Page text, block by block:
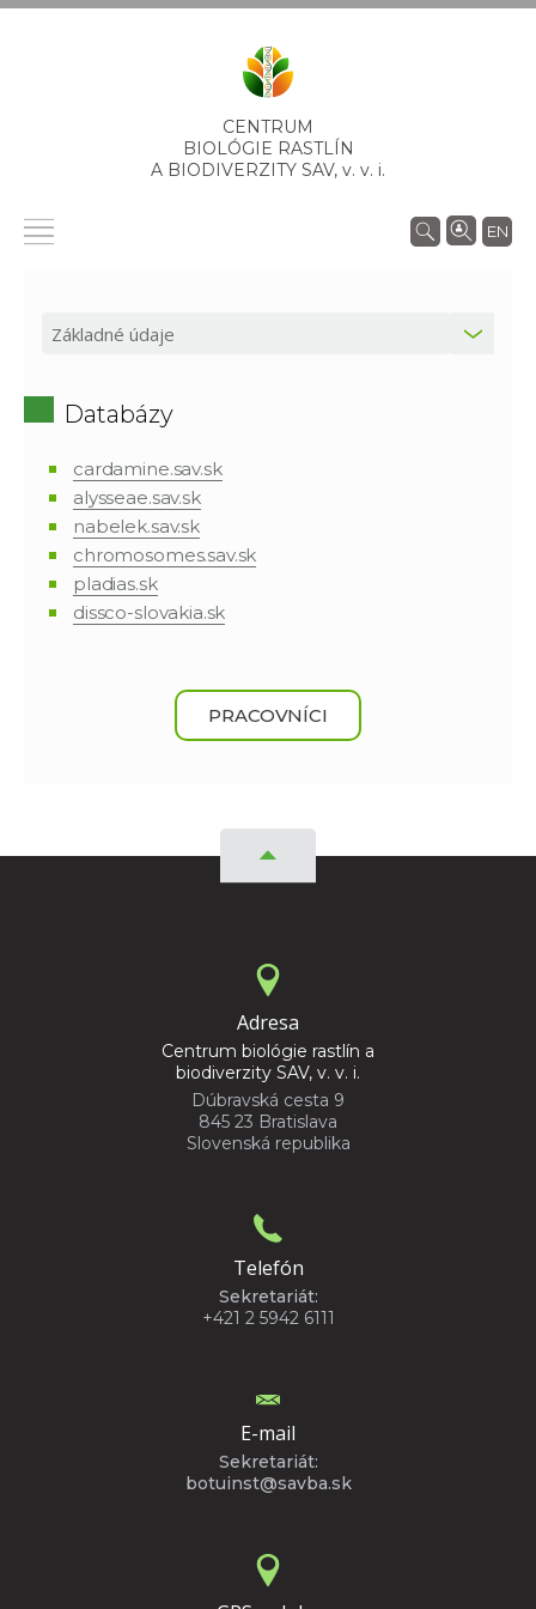
CENTRUM
BIOLÓGIE RASTLÍN
A BIODIVERZITY SAV, v. v. i.
EN
Databázy
cardamine.sav.sk
alysseae.sav.sk
nabelek.sav.sk
chromosomes.sav.sk
pladias.sk
dissco-slovakia.sk
PRACOVNÍCI
Adresa
Centrum biológie rastlín a
biodiverzity SAV, v. v. i.
Dúbravská cesta 9
845 23 Bratislava
Slovenská republika
Telefón
Sekretariát:
+421 2 5942 6111
E-mail
Sekretariát:
botuinst@savba.sk